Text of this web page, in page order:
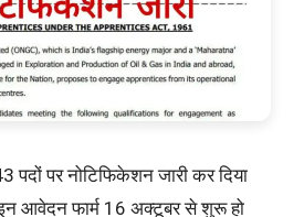
पदों पर नोटिफिकेशन जारी कर दिया
आवेदन फार्म 16 अक्टूबर से शुरू हो